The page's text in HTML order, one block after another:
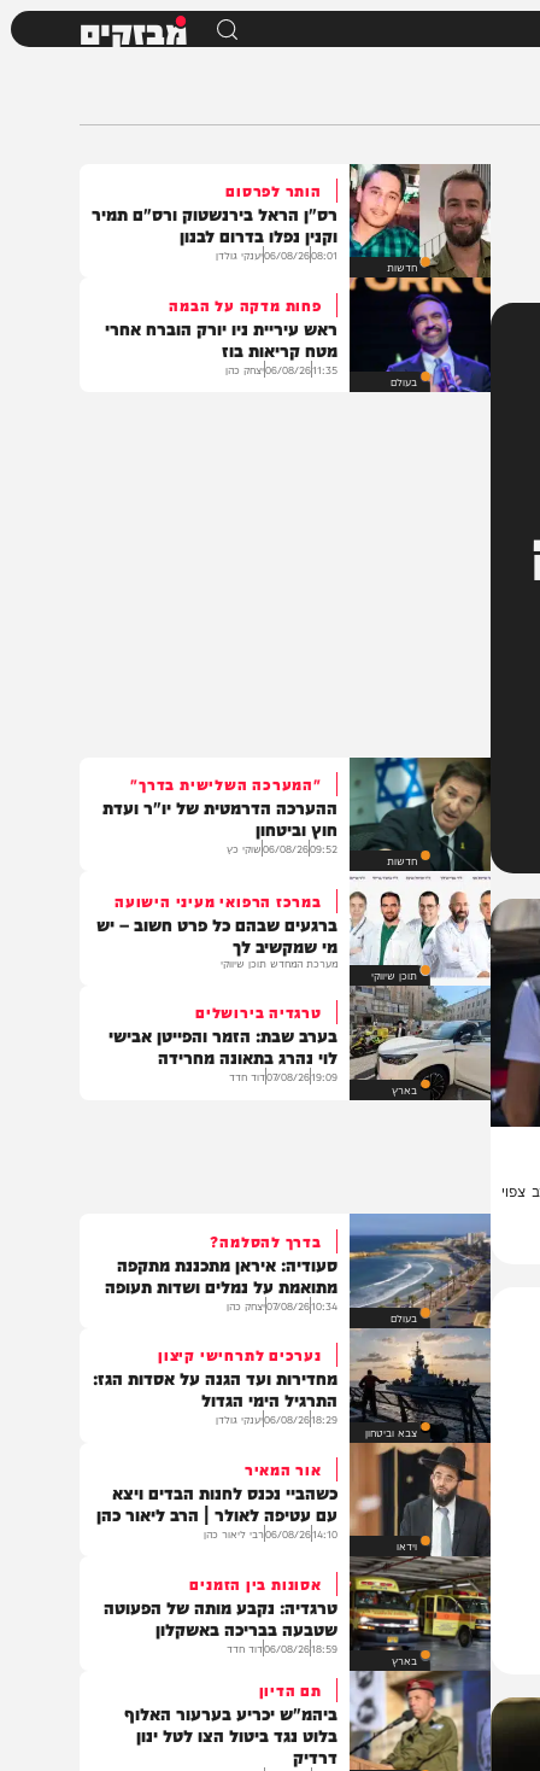
מבזקים
חדשות
הותר לפרסום
רס"ן הראל בירנשטוק ורס"ם תמיר
וקנין נפלו בדרום לבנון
06/08/26 יענקי גולדן
פחות מדקה על הבמה
ראש עיריית ניו יורק הוברח אחרי
מטח קריאות בוז
11:35
חדשות
"המערכה השלישית בדרך"
ההערכה הדרמטית של יו"ר ועדת
חוץ וביטחון
09:52
06/08/26שוקי כץ
תוכן שיווקי
במרכז הרפואי מעיני הישועה
ברגעים שבהם כל פרט חשוב – יש
מי שמקשיב לך
מערכת המחדש תוכן שיווקי
טרגדיה בירושלים
בערב שבת: הזמר והפייטן אבישי
בעולם
בדרך להסלמה?
סעודיה: איראן מתכננת מתקפה
מתואמת על נמלים ושדות תעופה
10:34
07/08/26יצחק כהן
צבא וביטחון
נערכים לתרחישי קיצון
מחדירות ועד הגנה על אסדות הגז:
התרגיל הימי הגדול
18:29
06/08/26יענקי גולדן
וידאו
כשהביי נכנס לחנות הבדים ויצא
עם עטיפה לאולר | הרב ליאור כהן
14:10
06/08/26 רבי ליאור כהן
בארץ
אסונות בין הזמנים
טרגדיה: נקבע מותה של הפעוטה
שטבעה בבריכה באשקלון
18:59
06/08/26דוד חדד